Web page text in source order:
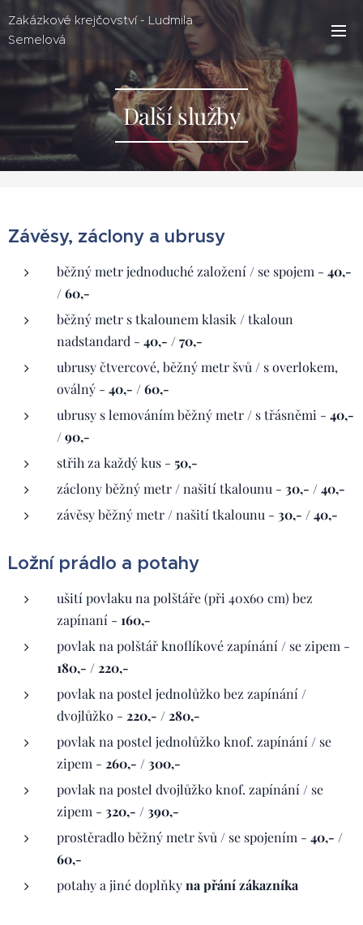
Zakázkové krejčovství - Ludmila
Semelová
Další služby
Závěsy, záclony a ubrusy
běžný metr jednoduché založení / se spojem - 40,-
/ 60,-
běžný metr s tkalounem klasik / tkaloun
nadstandard - 40,- / 70,-
ubrusy čtvercové, běžný metr švů / s overlokem,
oválný - 40,- / 60,-
ubrusy s lemováním běžný metr / s třásněmi - 40,-
/ 90,-
střih za každý kus - 50,-
záclony běžný metr / našití tkalounu - 30,- / 40,-
závěsy běžný metr / našití tkalounu - 30,- / 40,-
Ložní prádlo a potahy
ušití povlaku na polštáře (při 40x60 cm) bez
zapínaní - 160,-
povlak na polštář knoflíkové zapínání / se zipem -
180,- / 220,-
povlak na postel jednolůžko bez zapínání /
dvojlůžko - 220,- / 280,-
povlak na postel jednolůžko knof. zapínání / se
zipem - 260,- / 300,-
povlak na postel dvojlůžko knof. zapínání / se
zipem - 320,- / 390,-
prostěradlo běžný metr švů / se spojením - 40,- /
60,-
potahy a jiné doplňkyna přání zákazníka